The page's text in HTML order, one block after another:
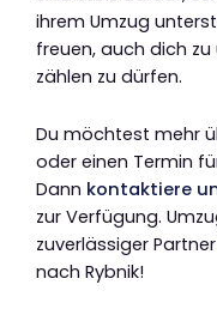
ihrem Umzug
freuen, auch dich
zählen zu dürfen.
Du möchtest mehr
oder einen Termin
Dann kontaktiere
zur Verfügung.
zuverlässiger
nach Rybnik!